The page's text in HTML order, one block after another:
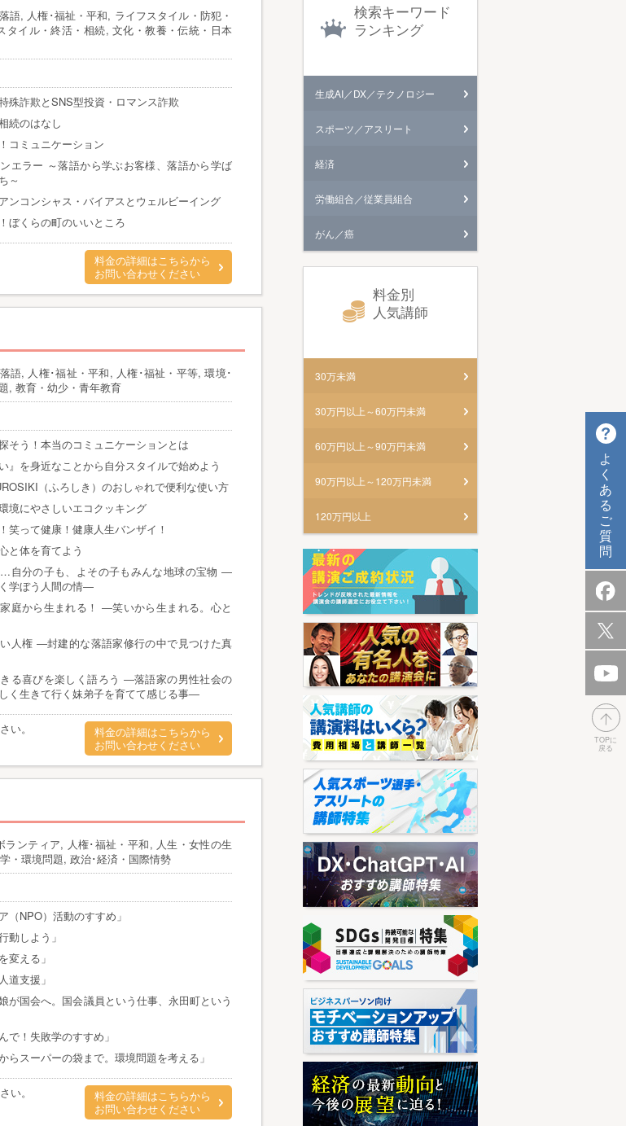
語, 人権･福祉・平和, ライフスタイル・防犯・
タイル・終活・相続, 文化・教養・伝統・日本
殊詐欺とSNS型投資・ロマンス詐欺
続のはなし
コミュニケーション
エラー ～落語から学ぶお客様、落語から学ば
～
ンコンシャス・バイアスとウェルビーイング
ぼくらの町のいいところ
料金の詳細はこちらから
お問い合わせください
語, 人権･福祉・平和, 人権･福祉・平等, 環境･
, 教育・幼少・青年教育
そう！本当のコミュニケーションとは
』を身近なことから自分スタイルで始めよう
（ふろしき）のおしゃれで便利な使い方
境にやさしいエコクッキング
笑って健康！健康人生バンザイ！
と体を育てよう
自分の子も、よその子もみんな地球の宝物 ―
学ぼう人間の情―
庭から生まれる！ ―笑いから生まれる。心と
人権 ―封建的な落語家修行の中で見つけた真
る喜びを楽しく語ろう ―落語家の男性社会の
く生きて行く妹弟子を育てて感じる事―
い。
料金の詳細はこちらから
お問い合わせください
ランティア, 人権･福祉・平和, 人生・女性の生
・環境問題, 政治･経済・国際情勢
（NPO）活動のすすめ」
動しよう」
変える」
道支援」
が国会へ。国会議員という仕事、永田町という
で！失敗学のすすめ」
らスーパーの袋まで。環境問題を考える」
い。
料金の詳細はこちらから
お問い合わせください
検索キーワード
ランキング
生成AI／DX／テクノロジー
スポーツ／アスリート
経済
労働組合／従業員組合
がん／癌
料金別
人気講師
30万未満
30万円以上～60万円未満
60万円以上～90万円未満
90万円以上～120万円未満
120万円以上
よ
く
あ
る
ご
質
問
TOPに
戻る